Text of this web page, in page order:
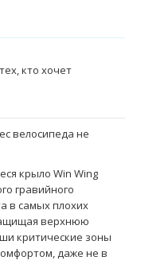
кто хочет
велосипеда не
крыло Win Wing
гравийного
в самых плохих
верхнюю
критические зоны
даже не в